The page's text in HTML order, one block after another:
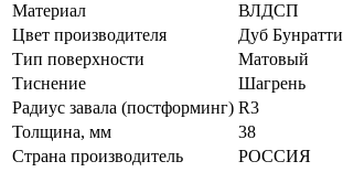
Материал
ВЛДСП
Цвет производителя
Дуб Бунратти
Тип поверхности
Матовый
Тиснение
Шагрень
Радиус завала (постформинг) R3
Толщина, мм
38
Страна производитель
РОССИЯ